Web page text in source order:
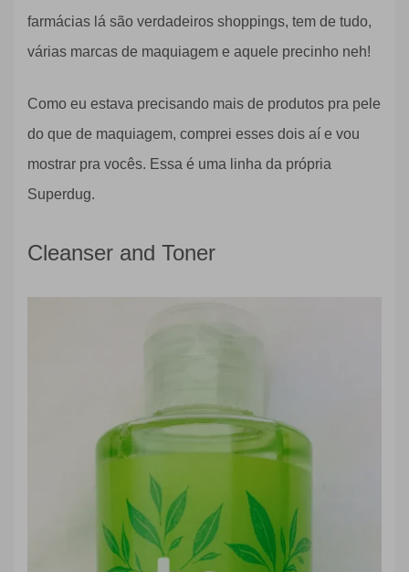
farmácias lá são verdadeiros shoppings, tem de tudo,
várias marcas de maquiagem e aquele precinho neh!
Como eu estava precisando mais de produtos pra pele
do que de maquiagem, comprei esses dois aí e vou
mostrar pra vocês. Essa é uma linha da própria
Superdug.
Cleanser and Toner